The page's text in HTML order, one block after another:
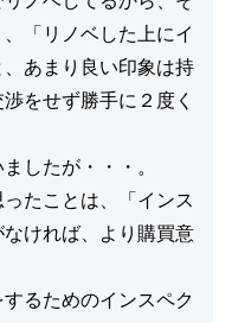
「リノベした上にイ
あまり良い印象は持
をせず勝手に２度く
したが・・・。
たことは、「インス
ければ、より購買意
るためのインスペク